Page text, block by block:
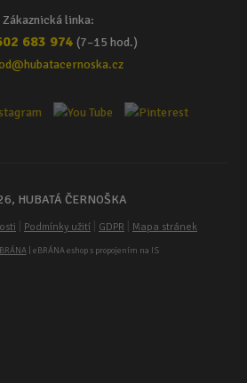
Zákaznická linka:
683 974 (7–15 hod.)
HUBATÁ ČERNOŠKA
Podmínky užití GDPR Mapa stránek
| eBRÁNA eshop s propojením na IS